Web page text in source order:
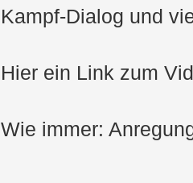
Kampf-Dialog und
Hier ein Link zum
Wie immer: